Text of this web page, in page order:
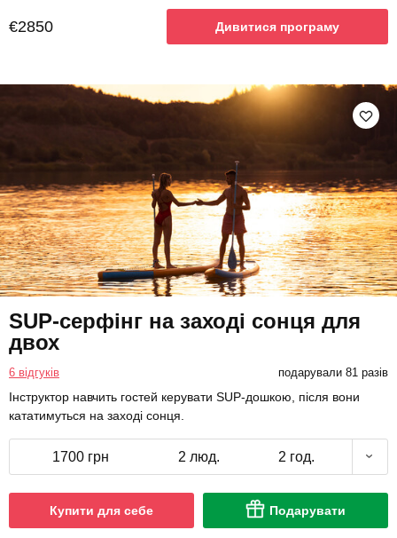
€2850 Дивитися програму
SUP-серфінг на заході сонця для
двох
6 відгуків подарували 81 разів
Інструктор навчить гостей керувати SUP-дошкою, після вони
кататимуться на заході сонця.
1700 грн 2 люд. 2 год.
Купити для себе Подарувати